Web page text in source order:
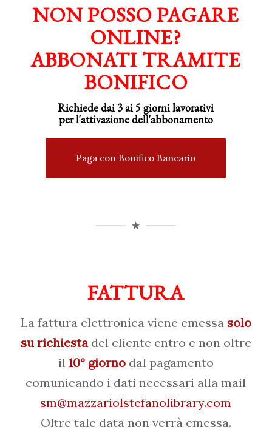
NON POSSO PAGARE
ONLINE?
ABBONATI TRAMITE
BONIFICO
Richiede dai 3 ai 5 giorni lavorativi
perl'attivazionedell'abbonamento
Paga con Bonifico Bancario
FATTURA
La fattura elettronica viene emessasolo
su richiestadel cliente entro e non oltre
il 10° giornodal pagamento
comunicando i dati necessari alla mail
sm@mazzariolstefanolibrary.com
Oltre tale data non verrà emessa.